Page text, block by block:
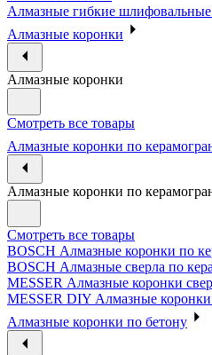
Алмазные гибкие шлифовальные
Алмазные коронки
Алмазные коронки
Смотреть все товары
Алмазные коронки по
Алмазные коронки по
Смотреть все товары
BOSCH Алмазные коронки по
BOSCH Алмазные сверла по
MESSER Алмазные коронки
MESSER DIY Алмазные коронки
Алмазные коронки по бетону